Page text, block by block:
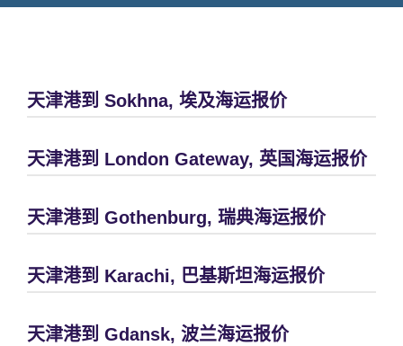
天津港到 Sokhna, 埃及海运报价
天津港到 London Gateway, 英国海运报价
天津港到 Gothenburg, 瑞典海运报价
天津港到 Karachi, 巴基斯坦海运报价
天津港到 Gdansk, 波兰海运报价